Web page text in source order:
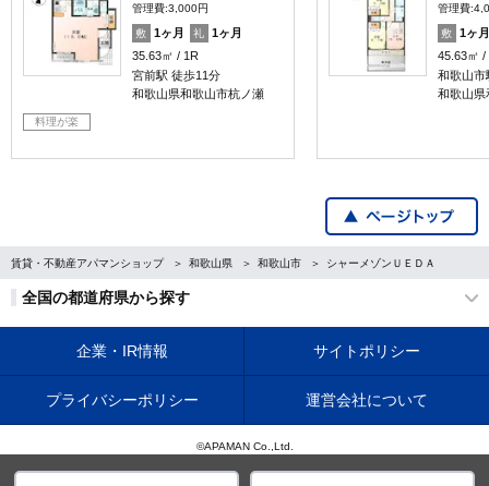
管理費:3,000円
敷 1ヶ月 礼
1ヶ月
35.63㎡
1R
宮前駅 徒歩11分
和歌山県和歌山市杭ノ瀬
料理が楽
管理費
敷
1ヶ月
45.63㎡
和歌山市
和歌山県
賃貸・不動産アパマンショップ 和歌山県 和歌山市 シャーメゾンＵＥＤＡ
全国の都道府県から探す
企業・IR情報 サイトポリシー
プライバシーポリシー 運営会社について
©APAMAN Co.,Ltd.